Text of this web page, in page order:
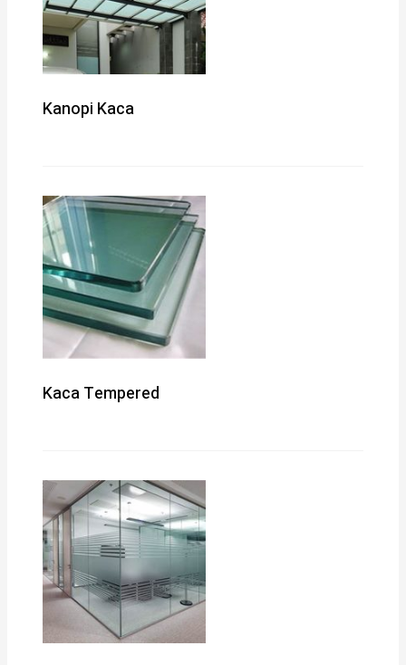
Kanopi Kaca
Kaca Tempered